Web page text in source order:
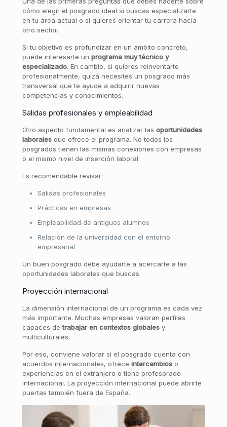
cómo elegir el posgrado ideal si buscas especializarte
en tu área actual o si quieres orientar tu carrera hacia
otro sector.
Si tu objetivo es profundizar en un ámbito concreto,
puede interesarte un programa muy técnico y
especializado. En cambio, si quieres reinventarte
profesionalmente, quizá necesites un posgrado más
transversal que te ayude a adquirir nuevas
competencias y conocimientos.
Salidas profesionales y empleabilidad
Otro aspecto fundamental es analizar las oportunidades
laboralesque ofrece el programa. No todos los
posgrados tienen las mismas conexiones con empresas
o el mismo nivel de inserción laboral.
Es recomendable revisar:
Salidas profesionales
Prácticas en empresas
Empleabilidad de antiguos alumnos
Relación de la universidad con el entorno
empresarial
Un buen posgrado debe ayudarte a acercarte a las
oportunidades laborales que buscas.
Proyección internacional
La dimensión internacional de un programa es cada vez
más importante. Muchas empresas valoran perfiles
capaces detrabajar en contextos globalesy
multiculturales.
Por eso, conviene valorar si el posgrado cuenta con
acuerdos internacionales, ofrece intercambioso
experiencias en el extranjero o tiene profesorado
internacional. La proyección internacional puede abrirte
puertas también fuera de España.